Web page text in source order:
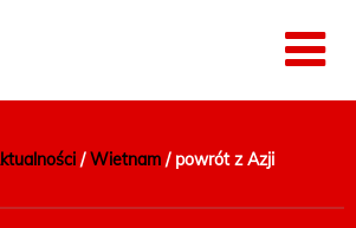
/Wietnam / powrót z Azji